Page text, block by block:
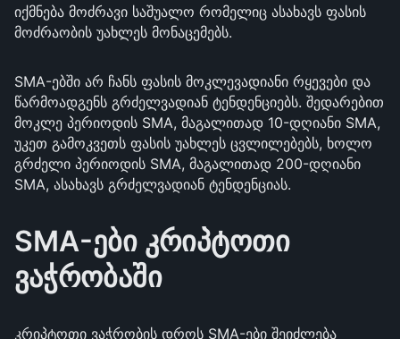
იქმნება მოძრავი საშუალო რომელიც ასახავს ფასის
მოძრაობის უახლეს მონაცემებს.
SMA-ებში არ ჩანს ფასის მოკლევადიანი რყევები და
წარმოადგენს გრძელვადიან ტენდენციებს. შედარებით
მოკლე პერიოდის SMA, მაგალითად 10-დღიანი SMA,
უკეთ გამოკვეთს ფასის უახლეს ცვლილებებს, ხოლო
გრძელი პერიოდის SMA, მაგალითად 200-დღიანი
SMA, ასახავს გრძელვადიან ტენდენციას.
SMA-ები კრიპტოთი
ვაჭრობაში
კრიპტოთი ვაჭრობის დროს SMA-ები შეიძლება